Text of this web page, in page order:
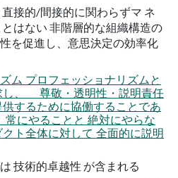
接的/間接的に関わらずマ ネ
はない 非階層的な組織構造の
を促進し、意思決定の効率化
ム プロフェッショナリズムと
、 尊敬・透明性・説明責任
するために協働することであ
常にやることと 絶対にやらな
ト全体に対して 全面的に説明
技術的卓越性 が含まれる